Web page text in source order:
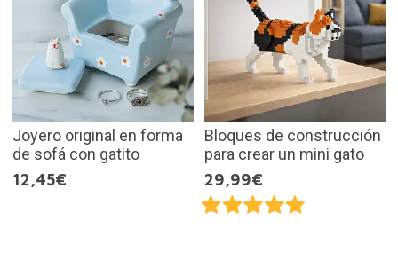
Joyero original en forma
de sofá con gatito
12,45€
Bloques de construcción
para crear un mini gato
29,99€